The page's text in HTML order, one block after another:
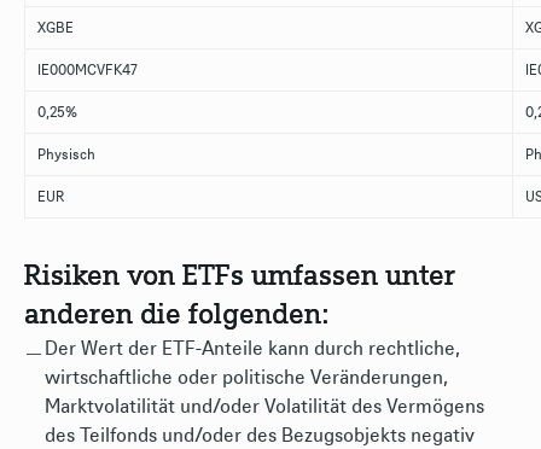
XGBE
IE000MCVFK47
0,25%
Physisch
EUR
Risiken von ETFs umfassen unter
anderen die folgenden:
Der Wert der ETF-Anteile kann durch rechtliche,
wirtschaftliche oder politische Veränderungen,
Marktvolatilität und/oder Volatilität des Vermögens
des Teilfonds und/oder des Bezugsobjekts negativ